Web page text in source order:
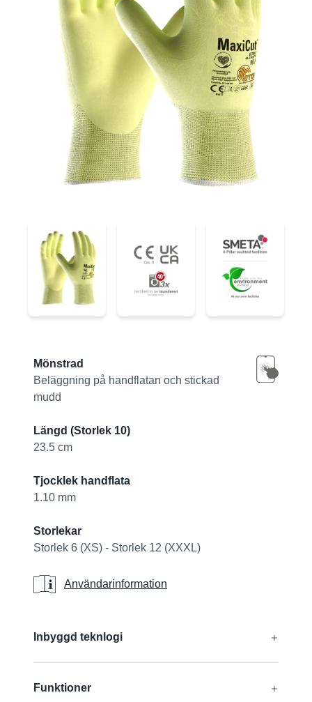
44-3745FY 44-3745FY
Product information
Mönstrad
Beläggning på handflatan och stickad
mudd
Längd (Storlek 10)
23.5 cm
Tjocklek handflata
1.10 mm
Storlekar
Storlek 6 (XS) - Storlek 12 (XXXL)
Användarinformation
Användarinformation
Inbyggd teknlogi
GRIPtech®, HandCare
Funktioner